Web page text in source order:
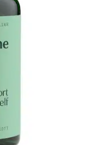
100 tabletter